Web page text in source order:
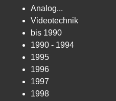
Analog...
Videotechnik
bis 1990
1990 - 1994
1995
1996
1997
1998